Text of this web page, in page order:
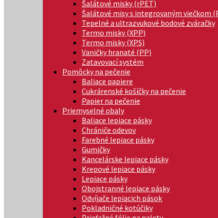
Šalátové misky (rPET)
Šalátové misy s integrovaným viečkom
Tepelné a ultrazvukové bodové zváračky
Termo misky (XPP)
Termo misky (XPS)
Vaničky hranaté (PP)
Zatavovací systém
Pomôcky na pečenie
Baliace papiere
Cukrárenské košíčky na pečenie
Papier na pečenie
Priemyselné obaly
Baliace lepiace pásky
Chrániče odevov
Farebné lepiace pásky
Gumičky
Kancelárske lepiace pásky
Krepové lepiace pásky
Lepiace pásky
Obojstranné lepiace pásky
Odvíjače lepiacich pások
Pokladničné kotúčiky